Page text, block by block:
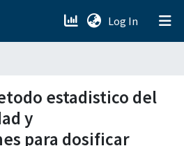
Log In (current)
estadistico del
y
para dosificar